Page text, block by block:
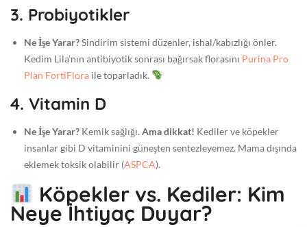
3. Probiyotikler
Ne İşe Yarar?Sindirim sistemi düzenler, ishal/kabızlığı önler.
Kedim Lila’nın antibiyotik sonrası bağırsak florasını Purina Pro
Plan FortiFlora ile toparladık.
4. Vitamin D
Ne İşe Yarar? Kemik sağlığı. Ama dikkat! Kediler ve köpekler
insanlar gibi D vitaminini güneşten sentezleyemez. Mama dışında
eklemek toksik olabilir (ASPCA).
Köpekler vs. Kediler: Kim
Neye İhtiyaç Duyar?